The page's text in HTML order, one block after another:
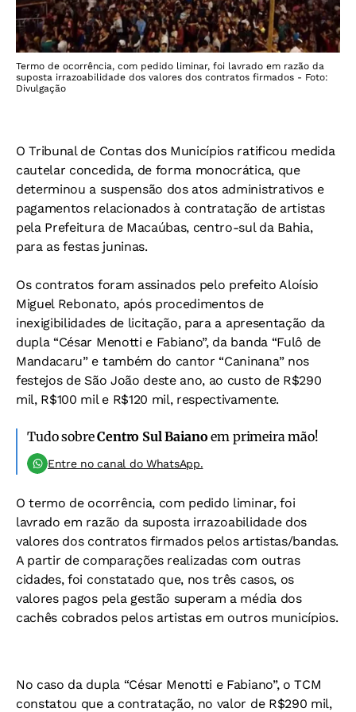
Termo de ocorrência, com pedido liminar, foi lavrado em razão da
suposta irrazoabilidade dos valores dos contratos firmados - Foto:
Divulgação
O Tribunal de Contas dos Municípios ratificou medida
cautelar concedida, de forma monocrática, que
determinou a suspensão dos atos administrativos e
pagamentos relacionados à contratação de artistas
pela Prefeitura de Macaúbas, centro-sul da Bahia,
para as festas juninas.
Os contratos foram assinados pelo prefeito Aloísio
Miguel Rebonato, após procedimentos de
inexigibilidades de licitação, para a apresentação da
dupla “César Menotti e Fabiano”, da banda “Fulô de
Mandacaru” e também do cantor “Caninana” nos
festejos de São João deste ano, ao custo de R$290
mil, R$100 mil e R$120 mil, respectivamente.
Tudo sobreCentro Sul Baiano em primeira mão!
Entre no canal do WhatsApp.
O termo de ocorrência, com pedido liminar, foi
lavrado em razão da suposta irrazoabilidade dos
valores dos contratos firmados pelos artistas/bandas.
A partir de comparações realizadas com outras
cidades, foi constatado que, nos três casos, os
valores pagos pela gestão superam a média dos
cachês cobrados pelos artistas em outros municípios.
No caso da dupla “César Menotti e Fabiano”, o TCM
constatou que a contratação, no valor de R$290 mil,